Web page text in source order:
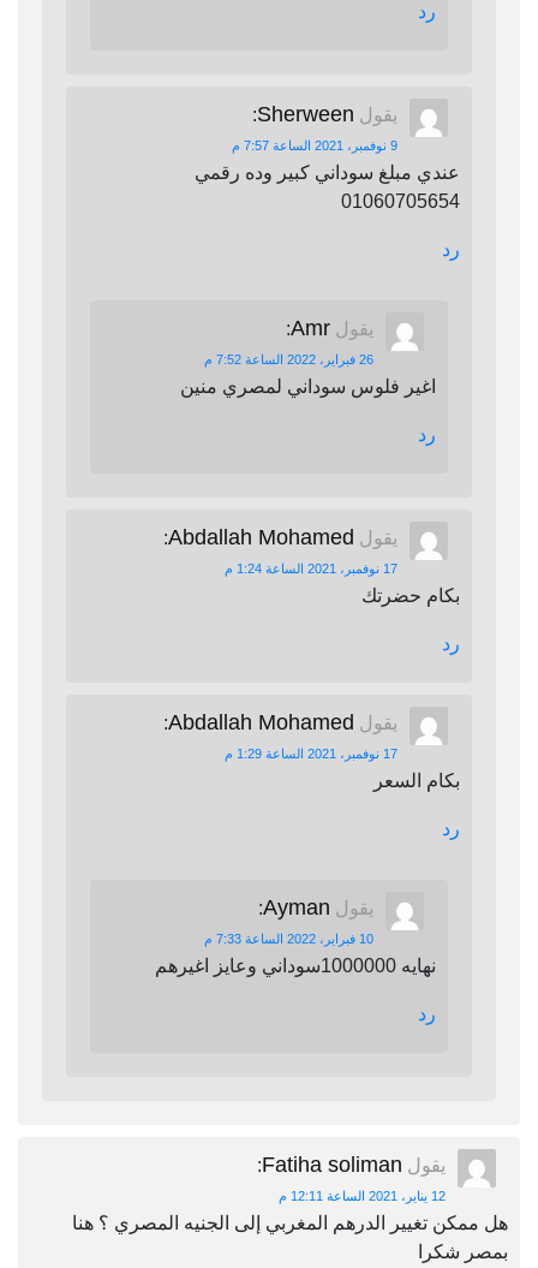
رد
يقول Sherween
:
9 نوفمبر، 2021 الساعة 7:57 م
عندي مبلغ سوداني كبير وده رقمي
01060705654
رد
يقول Amr
:
26 فبراير، 2022 الساعة 7:52 م
اغير فلوس سوداني لمصري منين
رد
يقول Abdallah Mohamed
:
17 نوفمبر، 2021 الساعة 1:24 م
بكام حضرتك
رد
يقول Abdallah Mohamed
:
17 نوفمبر، 2021 الساعة 1:29 م
بكام السعر
رد
يقول Ayman
:
10 فبراير، 2022 الساعة 7:33 م
نهايه 1000000سوداني وعايز اغيرهم
رد
يقول Fatiha soliman
:
12 يناير، 2021 الساعة 12:11 م
هل ممكن تغيير الدرهم المغربي إلى الجنيه المصري ؟ هنا
بمصر شكرا